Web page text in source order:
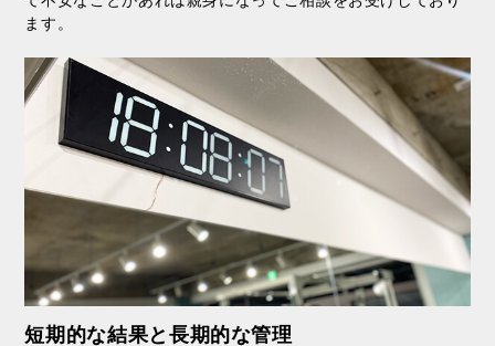
ます。
短期的な結果と長期的な管理